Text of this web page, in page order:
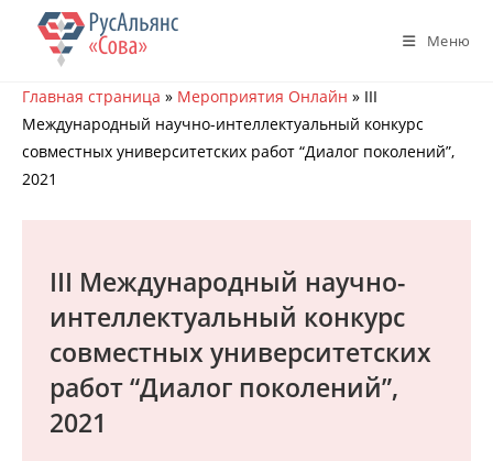
Перейти
содержимому
Меню
Главная страница » Мероприятия Онлайн » III
Международный научно-интеллектуальный конкурс
совместных университетских работ “Диалог поколений”,
2021
III Международный научно-
интеллектуальный конкурс
совместных университетских
работ “Диалог поколений”,
2021